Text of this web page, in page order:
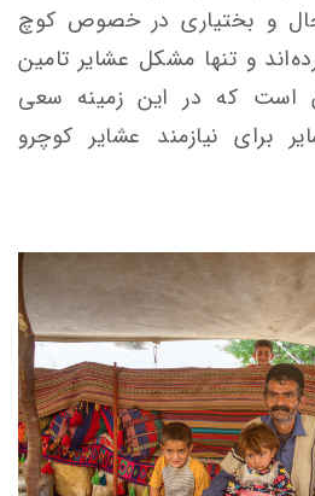
و بختیاری در خصوص کوچ
و تنها مشکل عشایر تامین
است که در این زمینه سعی
برای نیازمند عشایر کوچرو